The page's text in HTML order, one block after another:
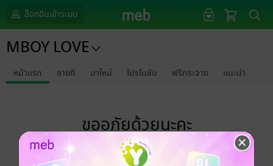
ล็อกอินเข้าระบบ
MBOY LOVE
หน้าแรก ขายดี มาใหม่ โปรโมชัน ฟรีกระจาย แนะนำ
ขออภัยด้วยนะคะ
ไม่พบข้อมูลในหัวข้อที่คุณกำลังชมค่ะ